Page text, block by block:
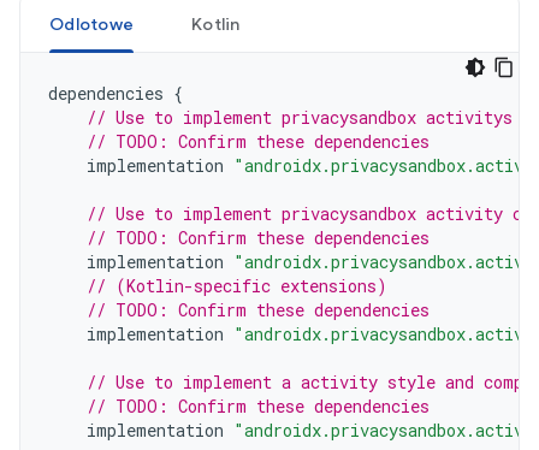
Odlotowe Kotlin
dependencies {
// Use to implement privacysandbox activitys
// TODO: Confirm these dependencies
implementation
// Use to implement privacysandbox activity
// TODO: Confirm these dependencies
implementation
// (Kotlin-specific extensions)
// TODO: Confirm these dependencies
implementation
// Use to implement a activity style and
// TODO: Confirm these dependencies
implementation